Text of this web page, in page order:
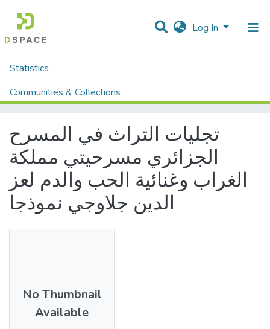
Log In
Statistics
Communities & Collections
Home
تجليات التراث في المسرح الجزائري مسرحيتي مملكة الغراب وغنائية الحب والدم لعز الدين جلاوجي نموذجا
تجليات التراث في المسرح
الجزائري مسرحيتي مملكة
الغراب وغنائية الحب والدم لعز
الدين جلاوجي نموذجا
No Thumbnail
Available